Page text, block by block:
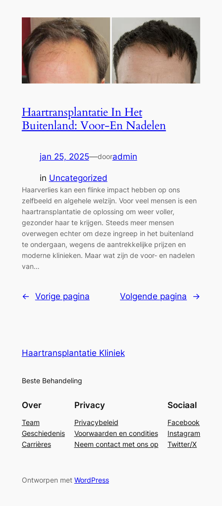
Haartransplantatie In Het
Buitenland: Voor-En Nadelen
jan 25, 2025—dooradmin
in Uncategorized
Haarverlies kan een flinke impact hebben op ons
zelfbeeld en algehele welzijn. Voor veel mensen is een
haartransplantatie de oplossing om weer voller,
gezonder haar te krijgen. Steeds meer mensen
overwegen echter om deze ingreep in het buitenland
te ondergaan, wegens de aantrekkelijke prijzen en
moderne klinieken. Maar wat zijn de voor- en nadelen
van…
← Vorige pagina Volgende pagina →
Haartransplantatie Kliniek
Beste Behandeling
Over
Team
Geschiedenis
Carrières
Privacy
Privacybeleid
Voorwaarden en condities
Neem contact met ons op
Sociaal
Facebook
Instagram
Twitter/X
Ontworpen met WordPress